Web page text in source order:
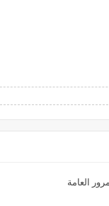
العامة